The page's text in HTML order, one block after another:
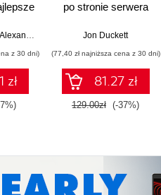
Alexandre Daubois
z 30 dni)
zł
po stronie serwera
Jon Duckett
(77,40 zł najniższa cena z 30 dni)
81.27 zł
129.00zł (-37%)